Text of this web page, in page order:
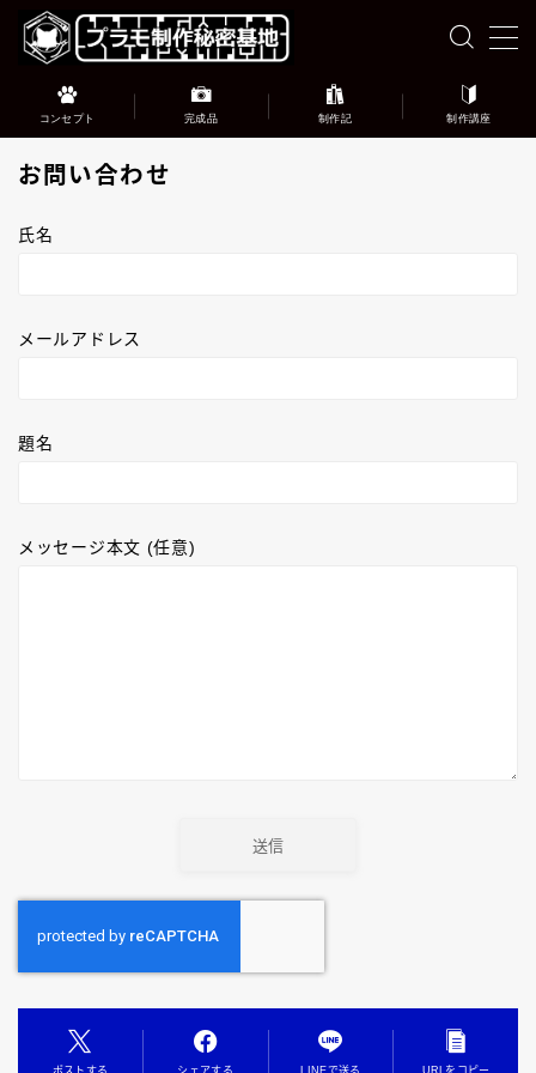
MENU
このブログについて
完成品ギャラリー
コンセプト 完成品 制作記 制作講座
お問い合わせ
氏名
メールアドレス
題名
メッセージ本文 (任意)
ポストする シェアする LINEで送る URLをコピー